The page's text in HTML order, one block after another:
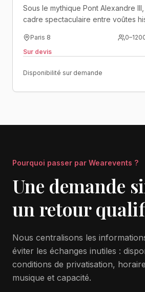
Sous le mythique Pont Alexandre
cadre spectaculaire entre voûtes
Paris 8 0–
Sur devis
Disponibilité sur demande
Pourquoi passer par Wearevents ?
Une demande
un retour
Nous centralisons les
éviter les échanges inutiles :
conditions de privatisation,
musique et capacité.